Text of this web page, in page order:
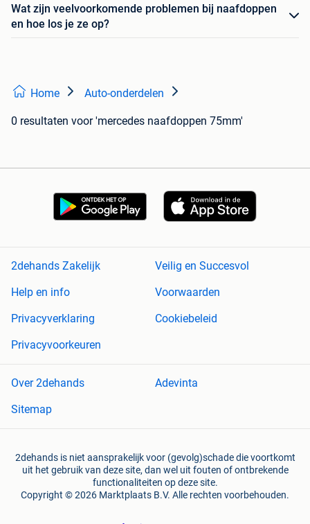
Wat zijn veelvoorkomende problemen bij naafdoppen
en hoe los je ze op?
Home Auto-onderdelen
0 resultaten voor 'mercedes naafdoppen 75mm'
2dehands Zakelijk
Veilig en Succesvol
Help en info
Voorwaarden
Privacyverklaring
Cookiebeleid
Privacyvoorkeuren
Over 2dehands
Adevinta
Sitemap
2dehands is niet aansprakelijk voor (gevolg)schade die voortkomt
uit het gebruik van deze site, dan wel uit fouten of ontbrekende
functionaliteiten op deze site.
Copyright © 2026 Marktplaats B.V. Alle rechten voorbehouden.